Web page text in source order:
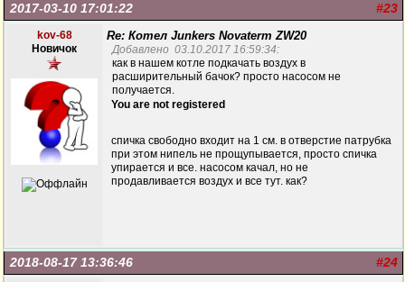
#23
2017-03-10 17:01:22
kov-68
Новичок
Re: Котел Junkers Novaterm ZW20
Добавлено 03.10.2017 16:59:34:
как в нашем котле подкачать воздух в
расширительный бачок? просто насосом не
получается.
You are not registered
спичка свободно входит на 1 см. в отверстие патрубка
при этом нипель не прощупывается, просто спичка
упирается и все. насосом качал, но не
продавливается воздух и все тут. как?
#24
2018-08-17 13:36:46